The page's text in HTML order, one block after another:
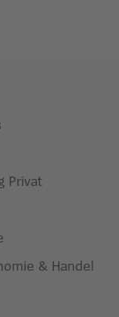
Privat
& Handel